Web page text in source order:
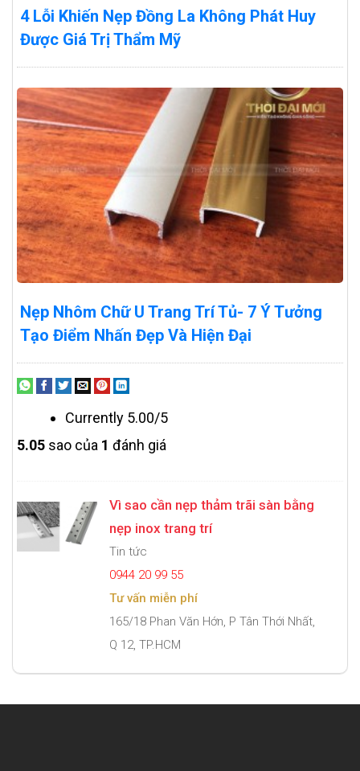
4 Lỗi Khiến Nẹp Đồng La Không Phát Huy
Được Giá Trị Thẩm Mỹ
Nẹp Nhôm Chữ U Trang Trí Tủ- 7 Ý Tưởng
Tạo Điểm Nhấn Đẹp Và Hiện Đại
Currently 5.00/5
5.05 sao của 1 đánh giá
Vì sao cần nẹp thảm trãi sàn bằng
nẹp inox trang trí
Tin tức
0944 20 99 55
Tư vấn miễn phí
165/18 Phan Văn Hớn, P Tân Thới Nhất,
Q 12, TP.HCM